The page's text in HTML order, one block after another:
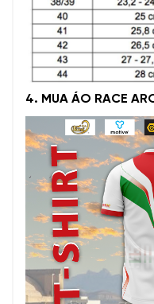
4. MUA ÁO RACE